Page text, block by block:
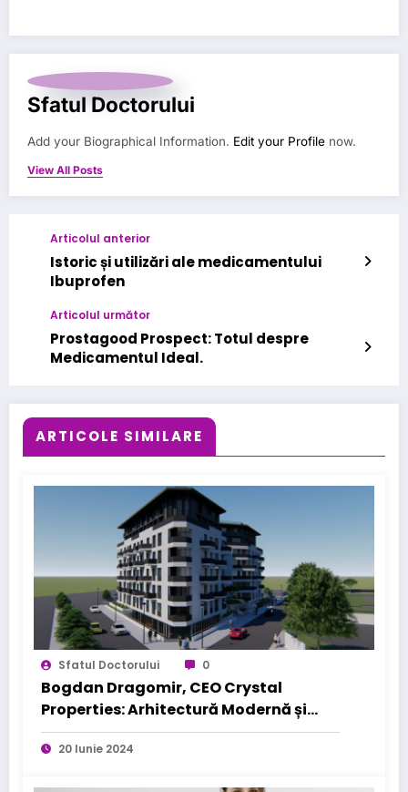
Sfatul Doctorului
Add your Biographical Information. Edit your Profile now.
View All Posts
Articolul anterior
Istoric și utilizări ale medicamentului
Ibuprofen
Articolul următor
Prostagood Prospect: Totul despre
Medicamentul Ideal.
ARTICOLE SIMILARE
Sfatul Doctorului 0
Bogdan Dragomir, CEO Crystal
Properties: Arhitectură Modernă și
Materiale Durabile pentru Viitor
20 Iunie 2024